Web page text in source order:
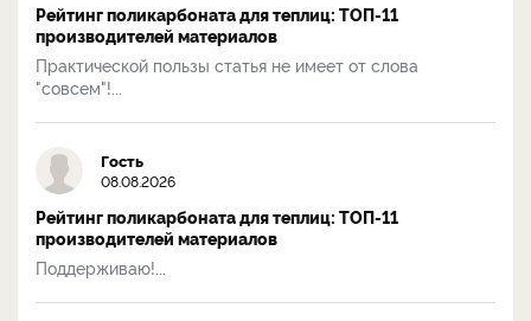
Рейтинг поликарбоната для теплиц: ТОП-11
производителей материалов
Практической пользы статья не имеет от слова
"совсем"!...
Гость
08.08.2026
Рейтинг поликарбоната для теплиц: ТОП-11
производителей материалов
Поддерживаю!...